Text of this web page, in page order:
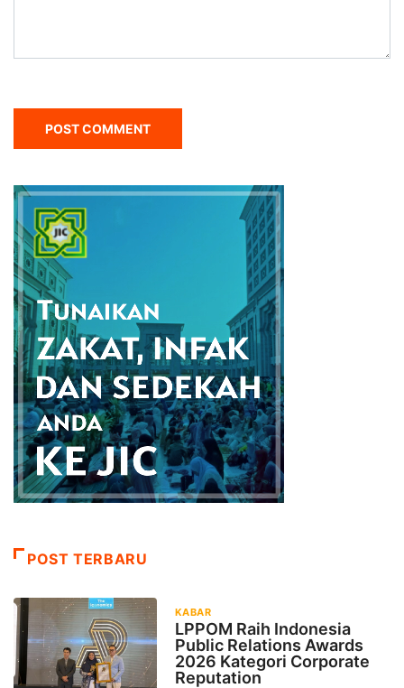
POST TERBARU
KABAR
LPPOM Raih Indonesia
Public Relations Awards
2026 Kategori Corporate
Reputation